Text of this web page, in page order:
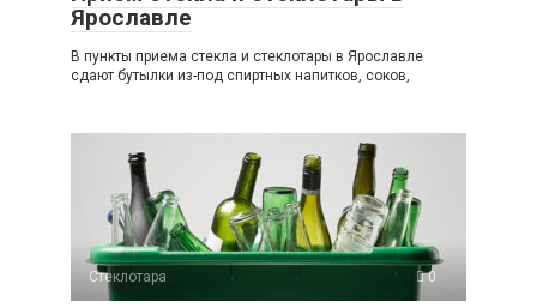
Ярославле
В пункты приема стекла и стеклотары в Ярославле
сдают бутылки из-под спиртных напитков, соков,
Стеклотара 0